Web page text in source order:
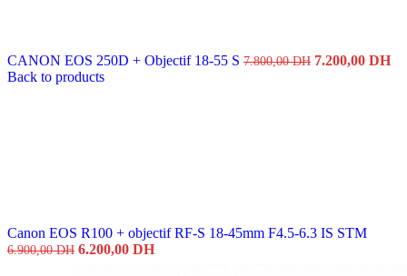
CANON EOS 250D + Objectif 18-55 S 7.800,00DH Original
7.200,00 DH
Back to products
Canon EOS R100 + objectif RF-S 18-45mm F4.5-6.3 IS STM
6.900,00DH Original
6.200,00 DHCurrent